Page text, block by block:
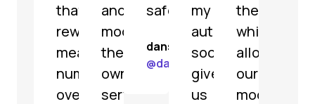
that
reward
meaningless
numbers
over
and
moderate
their
own
servers.
safety.
dansup
@dansup@mastodon.social
my
authority.
social.bund.de
gives
us
the
while
allowing
our
moderators